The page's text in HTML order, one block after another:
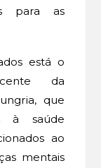
para as
está o
da
que
à saúde
ao
mentais